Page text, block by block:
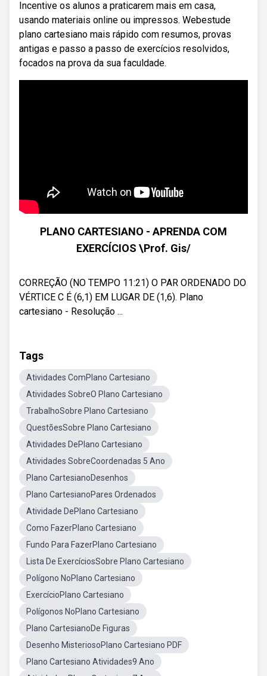
Incentive os alunos a praticarem mais em casa,
usando materiais online ou impressos. Webestude
plano cartesiano mais rápido com resumos, provas
antigas e passo a passo de exercícios resolvidos,
focados na prova da sua faculdade.
PLANO CARTESIANO - APRENDA COM
EXERCÍCIOS \Prof. Gis/
CORREÇÃO (NO TEMPO 11:21) O PAR ORDENADO DO
VÉRTICE C É (6,1) EM LUGAR DE (1,6). Plano
cartesiano - Resolução ...
Tags
Atividades ComPlano Cartesiano
Atividades SobreO Plano Cartesiano
TrabalhoSobre Plano Cartesiano
QuestõesSobre Plano Cartesiano
Atividades DePlano Cartesiano
Atividades SobreCoordenadas 5 Ano
Plano CartesianoDesenhos
Plano CartesianoPares Ordenados
Atividade DePlano Cartesiano
Como FazerPlano Cartesiano
Fundo Para FazerPlano Cartesiano
Lista De ExercíciosSobre Plano Cartesiano
Polígono NoPlano Cartesiano
ExercícioPlano Cartesiano
Polígonos NoPlano Cartesiano
Plano CartesianoDe Figuras
Desenho MisteriosoPlano Cartesiano PDF
Plano Cartesiano Atividades9 Ano